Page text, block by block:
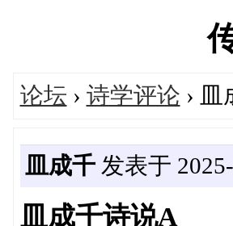
论坛 › 诗学评论 ›
皿成千发表于
皿成千诗说A